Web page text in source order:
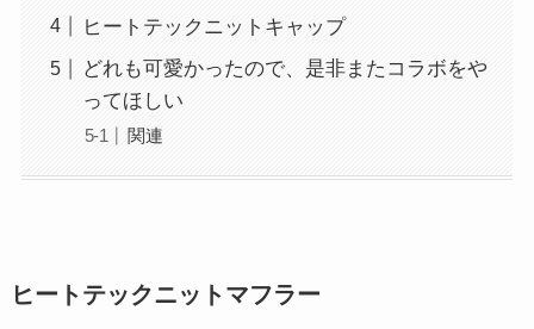
ヒートテックニットキャップ
どれも可愛かったので、是非またコラボをや
ってほしい
関連
ヒートテックニットマフラー